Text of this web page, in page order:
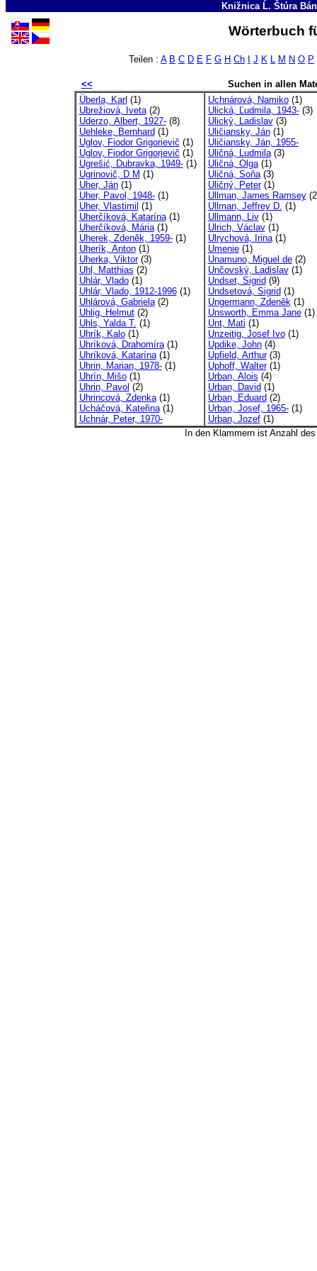
Knižnica Ĺ. Štúra
Wörterbuch
Teilen : A B C D E F G H Ch J K L M N O P
<<
Suchen in allen
Überla, Karl (1)
Ubrežiová, Iveta(2)
Uderzo, Albert, 1927-(8)
Uehleke, Bernhard (1)
Uglov, Fiodor Grigorievič (1)
Uglov, Fiodor Grigorjevič (1)
Ugrešić, Dubravka, 1949-(1)
Ugrinovič, D M (1)
Uher, Ján(1)
Uher, Pavol, 1948-(1)
Uher, Vlastimil (1)
Uherčíková, Katarína(1)
Uherčíková, Mária(1)
Uherek, Zdeněk, 1959-(1)
Uherík, Anton(1)
Uherka, Viktor(3)
Uhl, Matthias (2)
Uhlár, Vlado(1)
Uhlár, Vlado, 1912-1996(1)
Uhlárová, Gabriela(2)
Uhlig, Helmut(2)
Uhls, Yalda T. (1)
Uhrík, Kalo(1)
Uhríková, Drahomíra(1)
Uhríková, Katarína(1)
Uhrin, Marian, 1978-(1)
Uhrín, Mišo(1)
Uhrin, Pavol (2)
Uhrincová, Zdenka(1)
Ucháčová, Kateřina(1)
Uchnár, Peter, 1970-
Uchnárová, Namiko(1)
Ulická, Ľudmila, 1943-(3)
Ulický, Ladislav(3)
Uličiansky, Ján(1)
Uličiansky, Ján, 1955-
Uličná, Ludmila(3)
Uličná, Olga(1)
Uličná, Soňa(3)
Uličný, Peter(1)
Ullman, James Ramsey
Ullman, Jeffrey D. (1)
Ullmann, Liv(1)
Ulrich, Václav(1)
Ulrychová, Irina(1)
Umenie(1)
Unamuno, Miguel de(2)
Unčovský, Ladislav(1)
Undset, Sigrid (9)
Undsetová, Sigrid (1)
Ungermann, Zdeněk(1)
Unsworth, Emma Jane(1)
Unt, Mati (1)
Unzeitig, Josef Ivo(1)
Updike, John(4)
Upfield, Arthur(3)
Uphoff, Walter(1)
Urban, Alois (4)
Urban, David (1)
Urban, Eduard (2)
Urban, Josef, 1965-(1)
Urban, Jozef(1)
In den Klammern ist Anzahl